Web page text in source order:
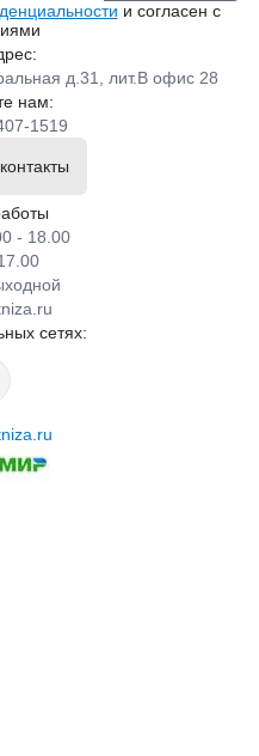
и согласен с
д.31, лит.В офис 28
нам:
1519
- 18.00
сетях: